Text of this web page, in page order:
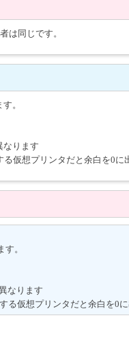
は同じです。
。
なります
仮想プリンタだと余白を0に
。
なります
る仮想プリンタだと余白を0